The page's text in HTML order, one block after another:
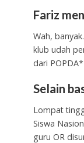
Fariz
Wah,
klub udah
dari
Selain
Lompat
Siswa
guru OR